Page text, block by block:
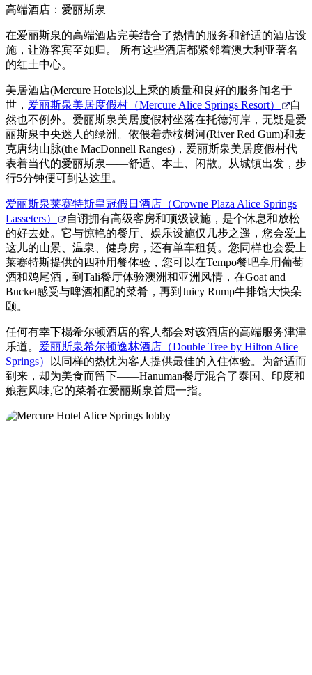
Sign
up
高端酒店：爱丽斯泉
在爱丽斯泉的高端酒店完美结合了热情的服务和舒适的酒店设
施，让游客宾至如归。 所有这些酒店都紧邻着澳大利亚著名
的红土中心。
美居酒店(Mercure Hotels)以上乘的质量和良好的服务闻名于
世， 爱丽斯泉美居度假村（Mercure Alice Springs Resort）
自
然也不例外。爱丽斯泉美居度假村坐落在托德河岸，无疑是爱
丽斯泉中央迷人的绿洲。依偎着赤桉树河(River Red Gum)和麦
克唐纳山脉(the MacDonnell Ranges)，爱丽斯泉美居度假村代
表着当代的爱丽斯泉——舒适、本土、闲散。从城镇出发，步
行5分钟便可到达这里。
爱丽斯泉莱赛特斯皇冠假日酒店（Crowne Plaza Alice Springs
Lasseters）
自诩拥有高级客房和顶级设施，是个休息和放松
的好去处。它与惊艳的餐厅、娱乐设施仅几步之遥，您会爱上
这儿的山景、温泉、健身房，还有单车租赁。您同样也会爱上
莱赛特斯提供的四种用餐体验，您可以在Tempo餐吧享用葡萄
酒和鸡尾酒，到Tali餐厅体验澳洲和亚洲风情，在Goat and
Bucket感受与啤酒相配的菜肴，再到Juicy Rump牛排馆大快朵
颐。
任何有幸下榻希尔顿酒店的客人都会对该酒店的高端服务津津
乐道。 爱丽斯泉希尔顿逸林酒店（Double Tree by Hilton Alice
Springs）
以同样的热忱为客人提供最佳的入住体验。为舒适而
到来，却为美食而留下——Hanuman餐厅混合了泰国、印度和
娘惹风味,它的菜肴在爱丽斯泉首屈一指。